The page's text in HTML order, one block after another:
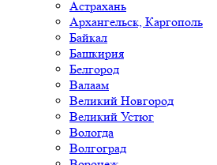
Астрахань
Архангельск, Каргополь
Байкал
Башкирия
Белгород
Валаам
Великий Новгород
Великий Устюг
Вологда
Волгоград